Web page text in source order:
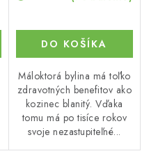
DO KOŠÍKA
Máloktorá bylina má toľko
zdravotných benefitov ako
kozinec blanitý. Vďaka
tomu má po tisíce rokov
svoje nezastupiteľné...